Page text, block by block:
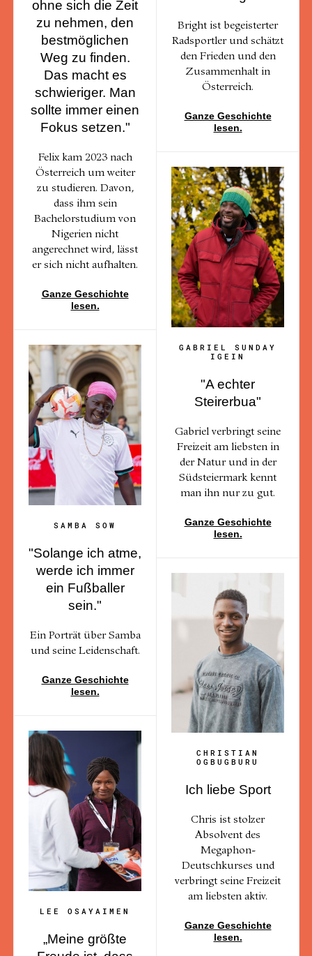
ohne sich die Zeit
zu nehmen, den
bestmöglichen
Weg zu finden.
Das macht es
schwieriger. Man
sollte immer einen
Fokus setzen."
Felix kam 2023 nach
Österreich um weiter
zu studieren. Davon,
dass ihm sein
Bachelorstudium von
Nigerien nicht
angerechnet wird, lässt
er sich nicht aufhalten.
Ganze Geschichte
lesen.
SAMBA SOW
"Solange ich atme,
werde ich immer
ein Fußballer
sein."
Ein Porträt über Samba
und seine Leidenschaft.
Ganze Geschichte
lesen.
LEE OSAYAIMEN
„Meine größte
Bright ist begeisterter
Radsportler und schätzt
den Frieden und den
Zusammenhalt in
Österreich.
Ganze Geschichte
lesen.
GABRIEL SUNDAY
IGEIN
"A echter
Steirerbua"
Gabriel verbringt seine
Freizeit am liebsten in
der Natur und in der
Südsteiermark kennt
man ihn nur zu gut.
Ganze Geschichte
lesen.
CHRISTIAN
OGBUGBURU
Ich liebe Sport
Chris ist stolzer
Absolvent des
Megaphon-
Deutschkurses und
verbringt seine Freizeit
am liebsten aktiv.
Ganze Geschichte
lesen.